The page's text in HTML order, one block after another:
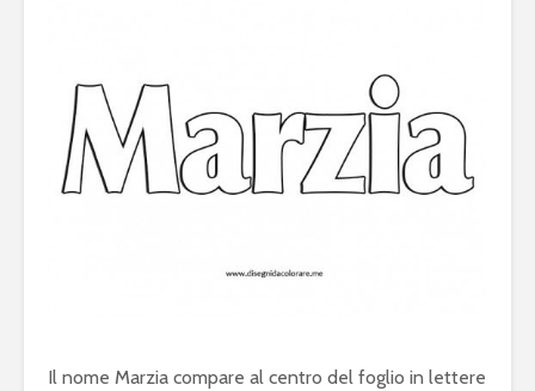
Il nome Marzia compare al centro del foglio in lettere